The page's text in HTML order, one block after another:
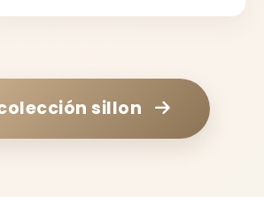
sillon